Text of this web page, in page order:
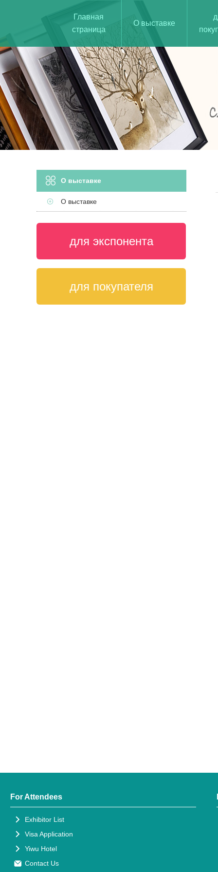
Главная
страница
О выставке
О выставке
О выставке
для экспонента
для покупателя
For Attendees
Exhibitor List
Visa Application
Yiwu Hotel
Contact Us